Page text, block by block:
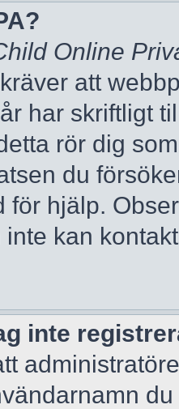
Online
att
har skriftligt
rör dig
du
för hjälp.
kan
inte